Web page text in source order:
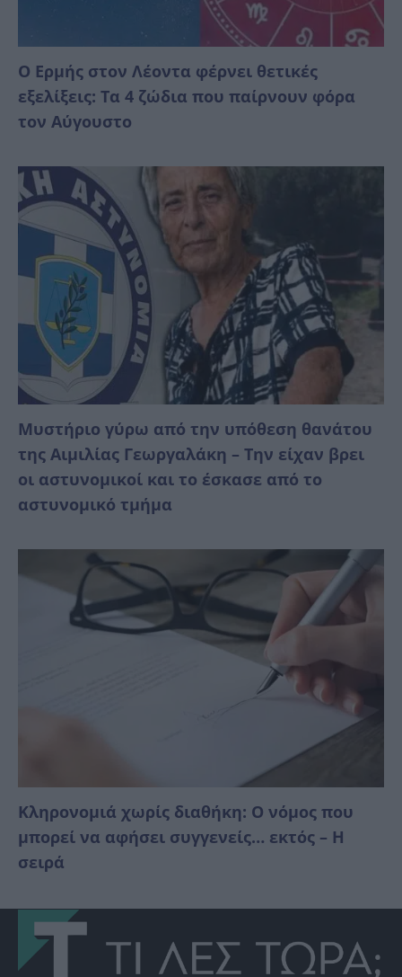
Ο Ερμής στον Λέοντα φέρνει θετικές
εξελίξεις: Τα 4 ζώδια που παίρνουν φόρα
τον Αύγουστο
Mυστήριο γύρω από την υπόθεση θανάτου
της Αιμιλίας Γεωργαλάκη – Την είχαν βρει
οι αστυνομικοί και το έσκασε από το
αστυνομικό τμήμα
Κληρονομιά χωρίς διαθήκη: Ο νόμος που
μπορεί να αφήσει συγγενείς… εκτός – Η
σειρά